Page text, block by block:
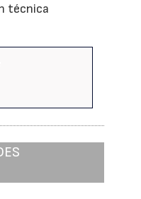
técnica